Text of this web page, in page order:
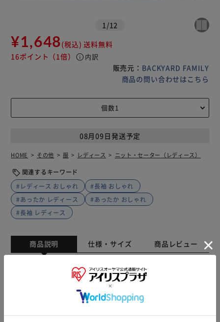
1 /12
¥1,648(税込) 送料無料
16ポイント （1倍） info 内訳
販売元： BACKYARD FAMILY
商品の問い合わせはこちら
08月09日発送予定
HOME その他 服 レディース ニット・セーター（レディース）
関連するキーワード
#レディース おしゃれ
#長袖 おしゃれ
#あったか レディース
#あったか おしゃれ
#長袖 レディース
商品説明 仕様・サイズ 商品レビュー
【タートルネック 長袖ニット】 淡色カラーは透け感あり。
インして着ると可愛い短めな丈がインナーとして着ても
OK。 首元があったかいタートルネックニット。 身体のライ
ンが細見えすっきり見えるリブ編みデザイン。 シンプルデ
ザインなのでどんなコーデにも合わせやすい。 適応身長：